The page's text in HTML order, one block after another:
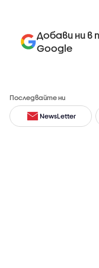
Добави ни в
Google
Последвайте ни
NewsLetter